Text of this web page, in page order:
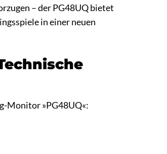
– der PG48UQ bietet
in einer neuen
Monitor »PG48UQ«: